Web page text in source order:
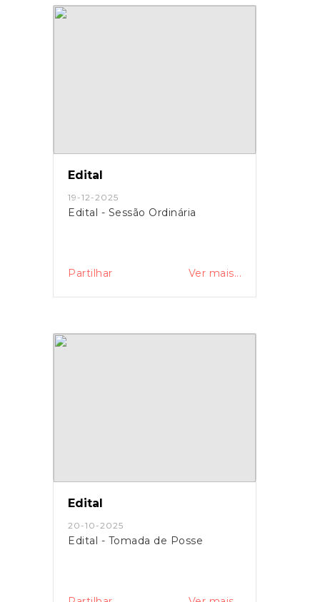
Edital
19-12-2025
Edital - Sessão Ordinária
Partilhar Ver mais...
Edital
20-10-2025
Edital - Tomada de Posse